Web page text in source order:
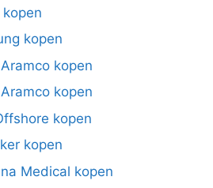
kopen
kopen
kopen
kopen
kopen
Medical kopen